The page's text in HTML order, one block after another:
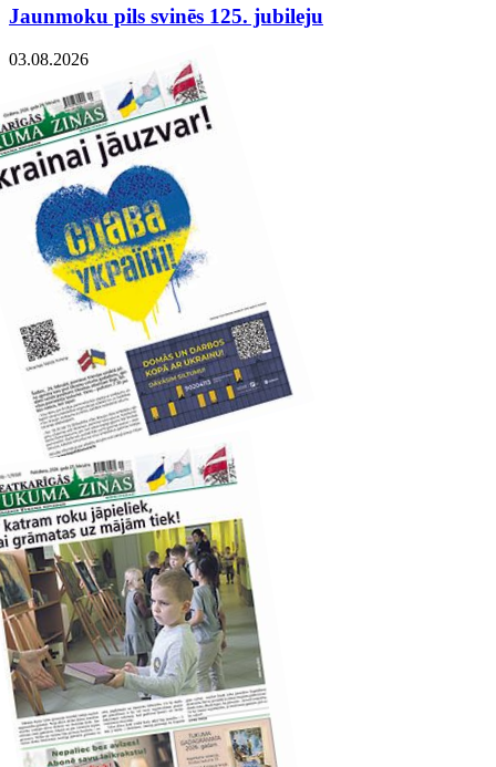
Jaunmoku pils svinēs 125. jubileju
03.08.2026